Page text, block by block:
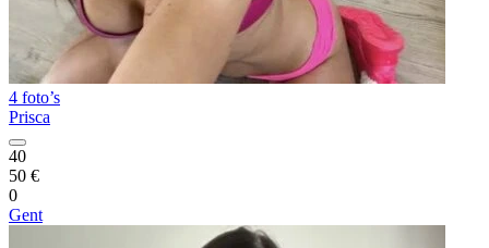
4 foto’s
Prisca
40
50 €
0
Gent